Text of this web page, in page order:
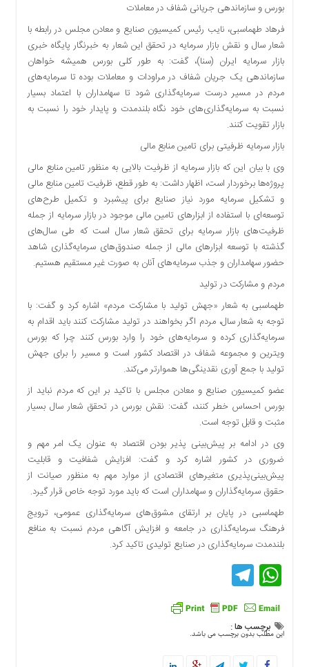
سایت
اجتماعی
اقتصادی
فرهنگ
بین
یادداشت
چند
رسانه
یادداشت
بورس و سازماندهی جریانی شفاف در معاملات
فرهاد طهماسبی، نایب رئیس کمیسیون صنایع و معادن مجلس در رابطه با
شعار سال و نقش بازار سرمایه در تحقق این شعار به خبرنگار پایگاه خبری
بازار سرمایه ایران (سنا)، گفت: به طور کلی بورس همیشه خواهان
سازماندهی یک جریان شفاف در مراودات و معاملات بوده تا سرمایه‌های
مردم در مسیر درست سرمایه‌گذاری شود تا سهامداران با اعتماد بسیار
نسبت به سرمایه‌گذاری‌های خود نگاه بلندمدت و پایدار خود را نسبت به
بازار تقویت کنند.
بازار سرمایه ظرفیتی برای تامین منابع مالی
وی با بیان این که بازار سرمایه از ظرفیت بالایی به منظور تامین منابع مالی
پروژه‌ها برخوردار است، اظهار داشت: به طور قطع، ظرفیت تامین منابع مالی
و تشکیل سرمایه مورد نیاز صنایع برای پیشبرد و تکمیل طرح‌های
توسعه‌ای با استفاده از ابزارهای تامین مالی موجود در بازار سرمایه از جمله
ظرفیت‌های بازار سرمایه برای تحقق شعار سال است که طی سال‌های
گذشته با توسعه ابزارهای مالی از جمله صندوق‌های سرمایه‌گذاری شاهد
حضور سهامداران و جذب سرمایه‌های آنان به صورت غیر مستقیم هستیم.
مردم و مشارکت در تولید
طهماسبی به شعار «جهش تولید با مشارکت مردم» اشاره کرد و گفت: با
توجه به شعار سال، مردم اگر بخواهند در تولید مشارکت کنند باید اقدام به
سرمایه‌گذاری کرده و سرمایه‌های خود را وارد بورس کنند چرا که بورس
ویترین و مجموعه شفاف در اقتصاد کشور است و مسیر را برای جهش
تولید با جمع آوری نقدینگی‌ها هموارتر می‌کند.
عضو کمیسیون صنایع و معادن مجلس با تاکید بر این که مردم نباید از
بورس احساس خطر کنند، گفت: نقش بورس در تحقق شعار سال بسیار
مثبت و قابل توجه است.
وی در ادامه بر پیش‌بینی پذیر بودن اقتصاد به عنوان یک امر مهم و
ضروری در کشور اشاره کرد و گفت: افزایش شفافیت و قابلیت
پیش‌بینی‌پذیری متغیرهای اقتصادی از موارد مهم به منظور صیانت از
حقوق سرمایه‌گذاران و سهامداران است که باید مورد توجه خاص قرار گیرد.
طهماسبی در پایان بر ارتقای مشوق‌های سرمایه‌گذاری عمومی، ترویج
فرهنگ سرمایه‌گذاری در جامعه و افزایش آگاهی مردم نسبت به منافع
بلندمدت سرمایه‌گذاری در صنایع تولیدی تاکید کرد.
WhatsApp
Telegram
برچسب ها :
این مطلب بدون برچسب می باشد.